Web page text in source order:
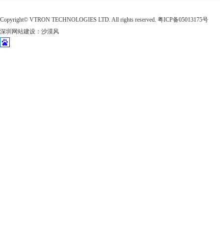
Copyright© VTRON TECHNOLOGIES LTD. All rights reserved. 粤ICP备05013175号
深圳网站建设 ： 沙漠风